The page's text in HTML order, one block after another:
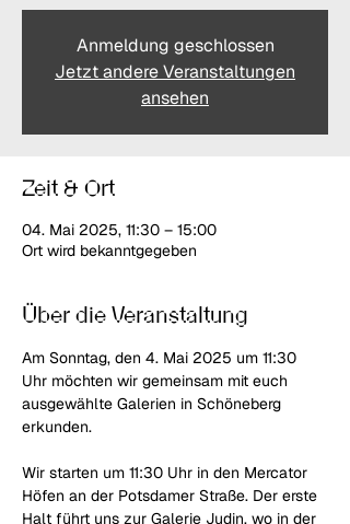
Anmeldung geschlossen
Jetzt andere Veranstaltungen
ansehen
Zeit & Ort
04. Mai 2025, 11:30 – 15:00
Ort wird bekanntgegeben
Über die Veranstaltung
Am Sonntag, den 4. Mai 2025 um 11:30
Uhr möchten wir gemeinsam mit euch
ausgewählte Galerien in Schöneberg
erkunden.
Wir starten um 11:30 Uhr in den Mercator
Höfen an der Potsdamer Straße. Der erste
Halt führt uns zur Galerie Judin, wo in der